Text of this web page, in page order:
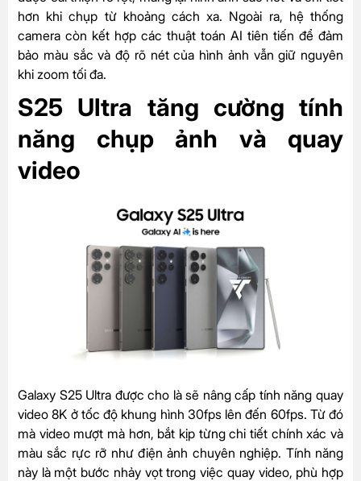
hơn khi chụp từ khoảng cách xa. Ngoài ra, hệ thống
camera còn kết hợp các thuật toán AI tiên tiến để đảm
bảo màu sắc và độ rõ nét của hình ảnh vẫn giữ nguyên
khi zoom tối đa.
S25 Ultra tăng cường tính
năng chụp ảnh và quay
video
Galaxy S25 Ultra được cho là sẽ nâng cấp tính năng quay
video 8K ở tốc độ khung hình 30fps lên đến 60fps. Từ đó
mà video mượt mà hơn, bắt kịp từng chi tiết chính xác và
màu sắc rực rỡ như điện ảnh chuyên nghiệp. Tính năng
này là một bước nhảy vọt trong việc quay video, phù hợp